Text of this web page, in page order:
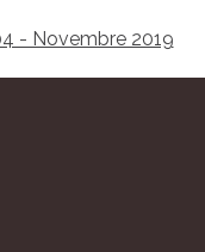
- Novembre 2019